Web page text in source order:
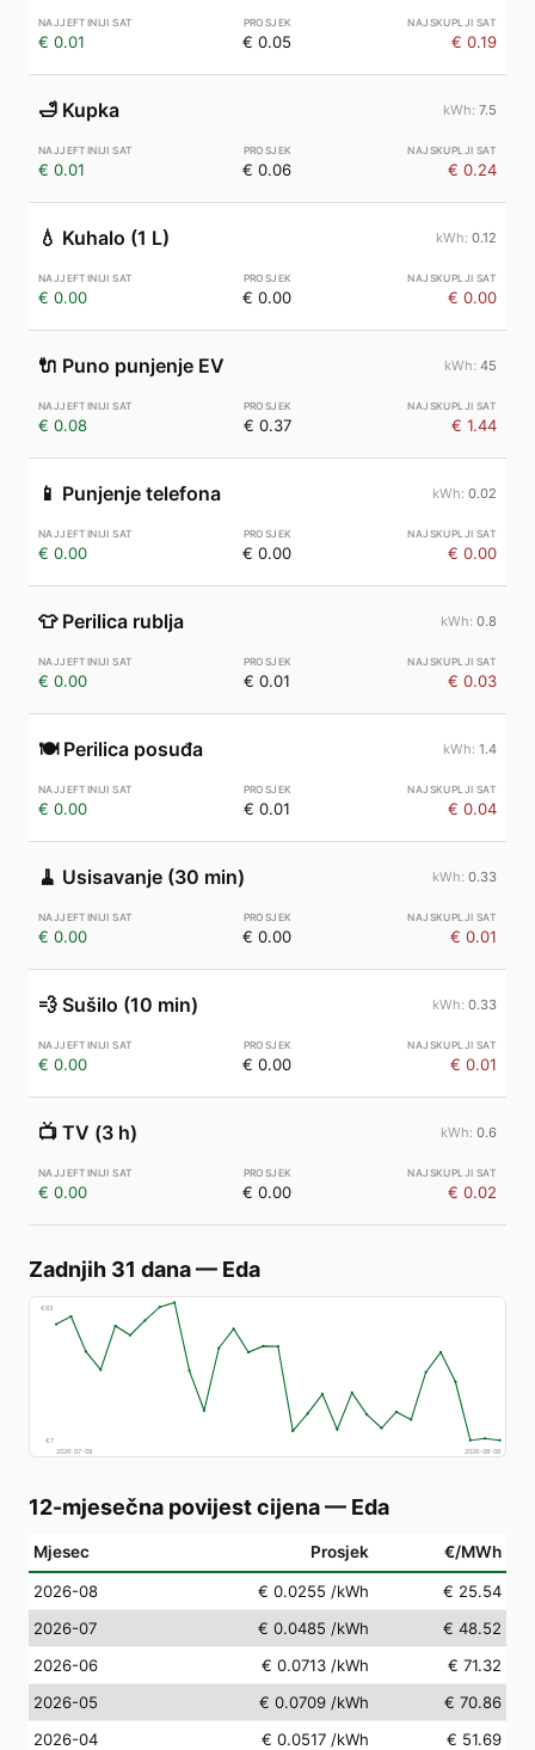
€ 0.01 € 0.05 € 0.19
🛁 Kupka 7.5
€ 0.01 € 0.06 € 0.24
💧 Kuhalo (1 L) 0.12
€ 0.00 € 0.00 € 0.00
🔌 Puno punjenje EV 45
€ 0.08 € 0.37 € 1.44
📱 Punjenje telefona 0.02
€ 0.00 € 0.00 € 0.00
👕 Perilica rublja 0.8
€ 0.00 € 0.01 € 0.03
🍽️ Perilica posuđa 1.4
€ 0.00 € 0.01 € 0.04
🧹 Usisavanje (30 min) 0.33
€ 0.00 € 0.00 € 0.01
💨 Sušilo (10 min) 0.33
€ 0.00 € 0.00 € 0.01
📺 TV (3 h) 0.6
€ 0.00 € 0.00 € 0.02
Zadnjih 31 dana— Eda
€83
€7
2026-07-09
2026-08-08
12-mjesečna povijest cijena— Eda
Mjesec Prosjek €/MWh
2026-08 € 0.0255 /kWh
€ 25.54
2026-07
€ 0.0485 /kWh
€ 48.52
2026-06
€ 0.0713 /kWh
€ 71.32
2026-05
€ 0.0709 /kWh
€ 70.86
2026-04
€ 0.0517 /kWh
€ 51.69